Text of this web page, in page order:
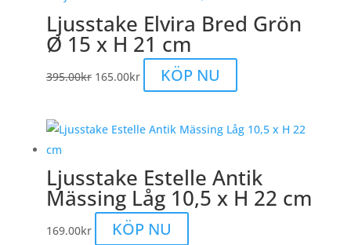
395.00kr. 165.00kr.
Ljusstake Elvira Bred Grön
Ø 15 x H 21 cm
395.00kr Det
ursprungliga
var:
165.00kr
nuvarande
är:
KÖP NU
Ljusstake Estelle Antik
Mässing Låg 10,5 x H 22 cm
169.00kr KÖP NU